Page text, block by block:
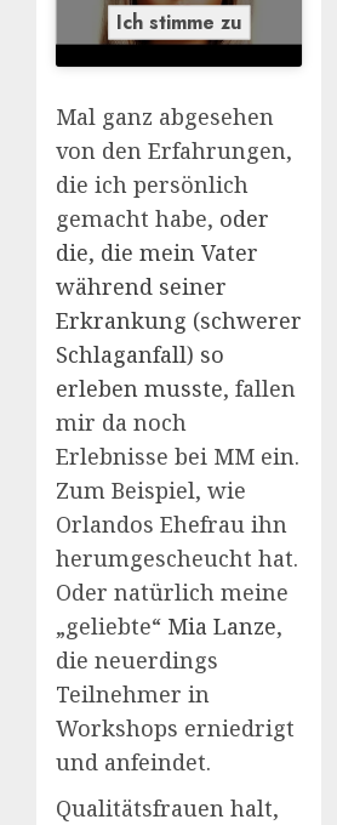
Ich stimme zu
Mal ganz abgesehen
von den Erfahrungen,
die ich persönlich
gemacht habe, oder
die, die mein Vater
während seiner
Erkrankung (schwerer
Schlaganfall) so
erleben musste, fallen
mir da noch
Erlebnisse bei MM ein.
Zum Beispiel, wie
Orlandos Ehefrau ihn
herumgescheucht hat.
Oder natürlich meine
„geliebte“ Mia Lanze,
die neuerdings
Teilnehmer in
Workshops erniedrigt
und anfeindet.
Qualitätsfrauen halt,